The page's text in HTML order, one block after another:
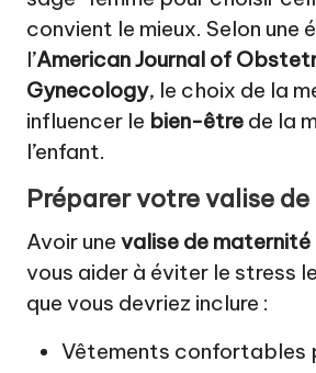
convient le mieux. Selon une
l’American Journal of
Gynecology, le choix de la
influencer le bien-être de la
l’enfant.
Préparer votre valise
Avoir une valise de maternité
vous aider à éviter le stress
que vous devriez inclure :
Vêtements confortables